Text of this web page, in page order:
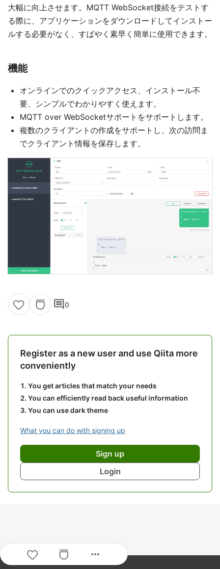
大幅に向上させます。MQTT WebSocket接続をテストす
る際に、アプリケーションをダウンロードしてインストー
ルする必要がなく、すばやく素早く簡単に使用できます。
機能
オンラインでのクイックアクセス、インストール不
要、シンプルでわかりやすく使えます。
MQTT over WebSocketサポートをサポートします。
複数のクライアントの作成をサポートし、次の訪問ま
でクライアント情報を保存します。
comment0
Register as a new user and use Qiita more
conveniently
You get articles that match your needs
You can efficiently read back useful information
You can use dark theme
What you can do with signing up
Sign up
Login
more_horiz